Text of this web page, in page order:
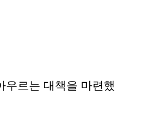
우르는 대책을 마련했